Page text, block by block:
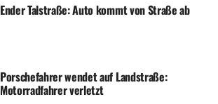
Ender Talstraße: Auto kommt von Straße ab
Porschefahrer wendet auf Landstraße:
Motorradfahrer verletzt